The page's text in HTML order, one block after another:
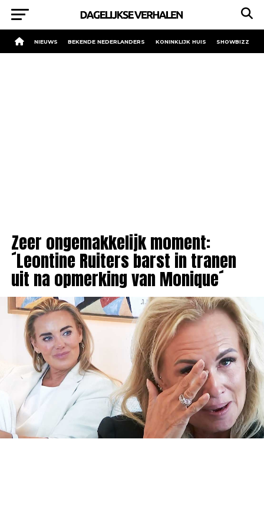
NIEUWS BEKENDE NEDERLANDERS KONINKLIJK HUIS SHOWBIZZ
Zeer ongemakkelijk moment:
´Leontine Ruiters barst in tranen
uit na opmerking van Monique´